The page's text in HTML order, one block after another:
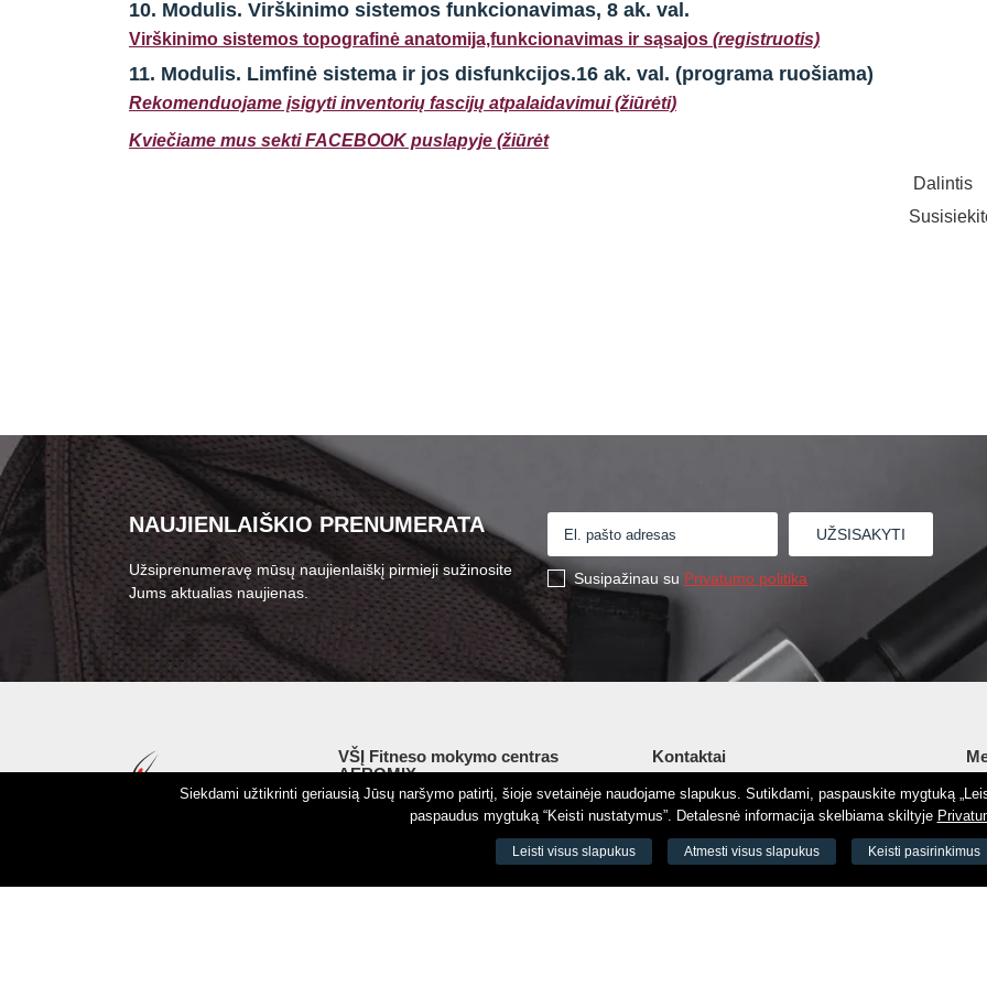
10. Modulis. Virškinimo sistemos funkcionavimas, 8 ak. val.
Virškinimo sistemos topografinė anatomija,funkcionavimas ir sąsajos (registruotis)
11. Modulis. Limfinė sistema ir jos disfunkcijos.16 ak. val. (programa ruošiama)
Rekomenduojame įsigyti inventorių fascijų atpalaidavimui (žiūrėti)
Kviečiame mus sekti FACEBOOK puslapyje (žiūrėt
Dalintis
NAUJIENLAIŠKIO PRENUMERATA
Užsiprenumeravę mūsų naujienlaiškį pirmieji sužinosite
Jums aktualias naujienas.
Susipažinau su Privatumo politika
VŠĮ Fitneso mokymo centras
AEROMIX
Įm. k. 300034190
LT98 7300 0100 8525 8188
Swedbankas, banko kodas 73000
Kontaktai
Šv. Stepono g. 27C, Vilnius, Lietuva
+37060779864
Siekdami užtikrinti geriausią Jūsų naršymo patirtį, šioje svetainėje naudojame slapukus. Sutikdami, paspauskite mygtuką
paspaudus mygtuką “Keisti nustatymus”. Detalesnė informacija skelbiama skiltyje
Leisti visus slapukus Atmesti visus slapukus Keisti pasirinkimus